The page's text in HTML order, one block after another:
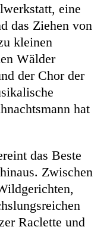
eine
das Ziehen von
kleinen
Wälder
der Chor der
hat
das Beste
Zwischen
Raclette und